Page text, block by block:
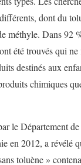
dont du
méthyle. Dans 92
été trouvés qui
destinés aux
chimiques
le Département
en 2012, a révélé
toluène »